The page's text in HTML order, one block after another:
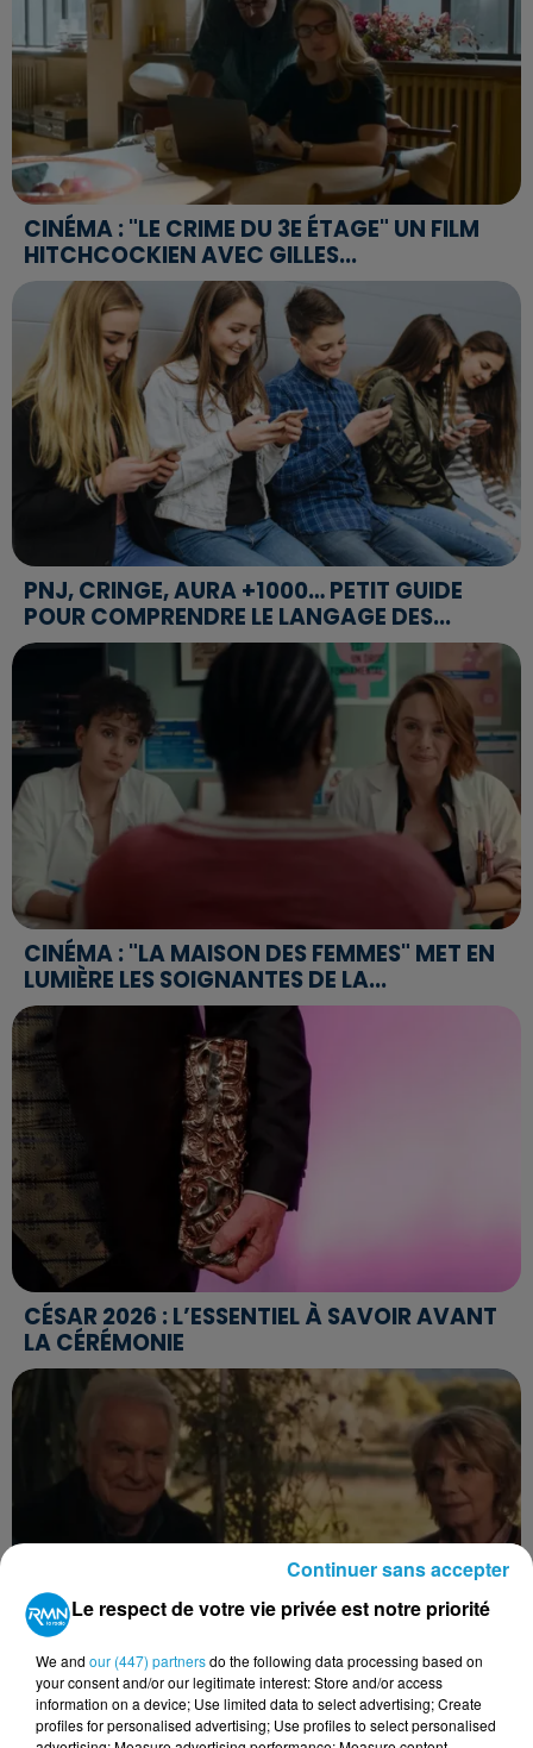
CINÉMA : "LE CRIME DU 3E ÉTAGE" UN FILM
HITCHCOCKIEN AVEC GILLES...
PNJ, CRINGE, AURA +1000… PETIT GUIDE
POUR COMPRENDRE LE LANGAGE DES...
CINÉMA : "LA MAISON DES FEMMES" MET EN
LUMIÈRE LES SOIGNANTES DE LA...
CÉSAR 2026 : L’ESSENTIEL À SAVOIR AVANT
LA CÉRÉMONIE
CINÉMA : "CHERS PARENTS" UNE COMÉDIE
FRANÇAISE ADAPTÉE D'UNE PIÈCE...
Le respect de votre vie privée est notre priorité
We and our (447) partnersdo the following data processing based on
your consent and/or our legitimate interest: Store and/or access
information on a device; Use limited data to select advertising; Create
profiles for personalised advertising; Use profiles to select personalised
Continuer sans accepter